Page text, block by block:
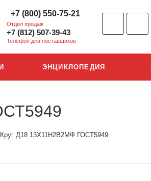
+7 (800) 550-75-21
Отдел продаж
+7 (812) 507-39-43
Телефон для поставщиков
ЭНЦИКЛОПЕДИЯ
Круг Д18 13Х11Н2В2МФ ГОСТ5949